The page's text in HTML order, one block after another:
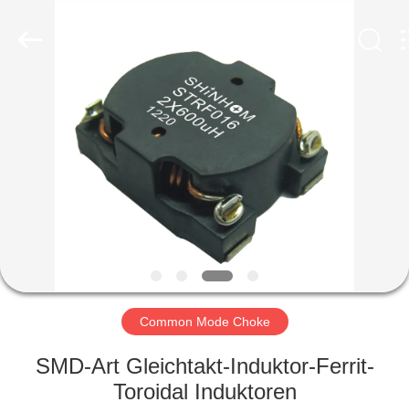
PRODUKTE
ÜBER
UNS
WERKSBESICHTIGUNG
Common Mode Choke
SMD-Art Gleichtakt-Induktor-Ferrit-
Toroidal Induktoren